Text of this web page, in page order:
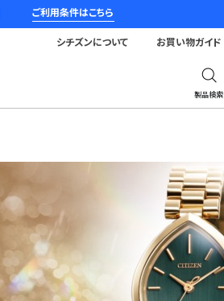
ご利用条件はこちら
製品検索
シチズンについて お買い物ガイド